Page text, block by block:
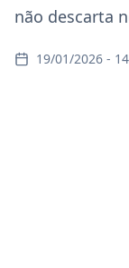
não descarta
19/01/2026 -